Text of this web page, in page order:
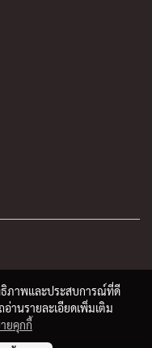
ธิภาพและประสบการณ์ที่ดี
านรายละเอียดเพิ่มเติม
ยคุกกี้